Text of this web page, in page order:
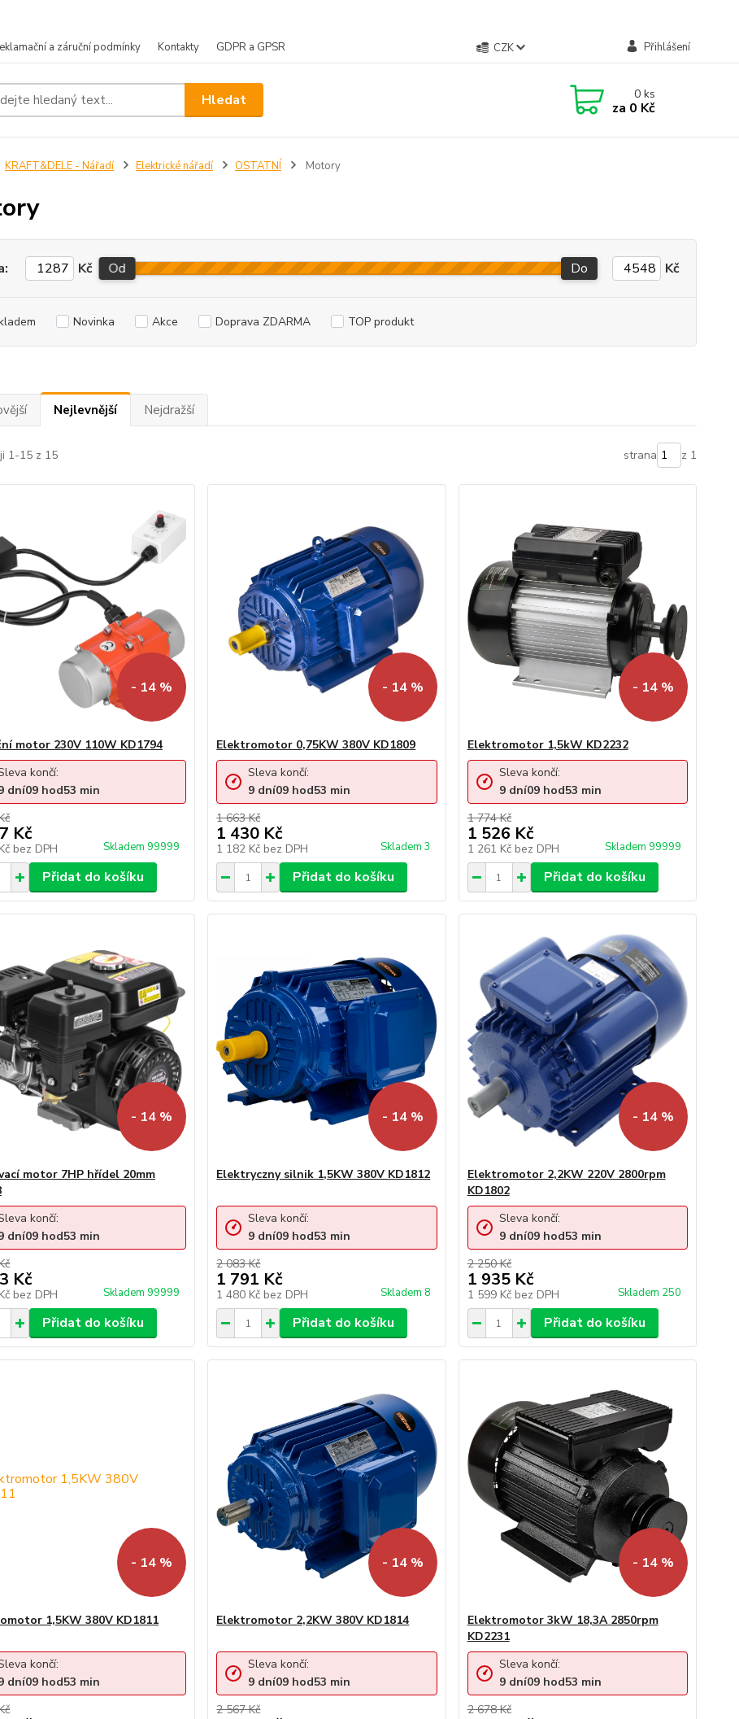
a záruční podmínky Kontakty GDPR a GPSR CZK Přihlášení
Hledat 0ks
za 0 Kč
KRAFT&DELE - Nářadí Elektrické nářadí OSTATNÍ Motory
Kč Od Do Kč
Novinka Akce Doprava ZDARMA TOP produkt
Nejlevnější Nejdražší
1-15 z 15 strana z 1
- 14 %
motor 230V 110W KD1794
Kč
bez DPH Skladem 99999
končí:
dní09hod53 min
Přidat do košíku
- 14 %
Elektromotor 0,75KW 380V KD1809
1 663 Kč
1 430 Kč
1 182 Kč bez DPH Skladem 3
Sleva končí:
9 dní09 hod53 min
Přidat do košíku
- 14 %
Elektromotor 1,5kW KD2232
1 774 Kč
1 526 Kč
1 261 Kč bez DPH Skladem 99999
Sleva končí:
9 dní09hod53 min
Přidat do košíku
- 14 %
motor 7HP hřídel 20mm
Kč
bez DPH Skladem 99999
končí:
dní09hod53 min
Přidat do košíku
- 14 %
Elektryczny silnik 1,5KW 380V KD1812
2 083 Kč
1 791 Kč
1 480 Kč bez DPH Skladem 8
Sleva končí:
9 dní09 hod53 min
Přidat do košíku
- 14 %
Elektromotor 2,2KW 220V 2800rpm
KD1802
2 250 Kč
1 935 Kč
1 599 Kč bez DPH Skladem 250
Sleva končí:
9 dní09hod53 min
Přidat do košíku
- 14 %
1,5KW 380V KD1811
končí:
dní09hod53 min
- 14 %
Elektromotor 2,2KW 380V KD1814
2 567 Kč
Sleva končí:
9 dní09 hod53 min
- 14 %
Elektromotor 3kW 18,3A 2850rpm
KD2231
2 678 Kč
Sleva končí:
9 dní09hod53 min